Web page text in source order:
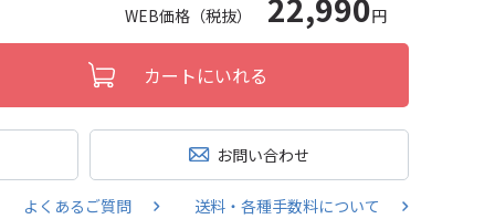
WEB価格（税抜） 22,990円
カートにいれる
お問い合わせ
よくあるご質問 送料・各種手数料について